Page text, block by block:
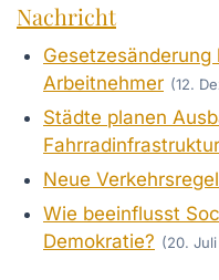
Nachricht
Arbeitnehmer (12.
Städte planen
Fahrradinfrastruktur
Neue
Wie beeinflusst
Demokratie? (20.